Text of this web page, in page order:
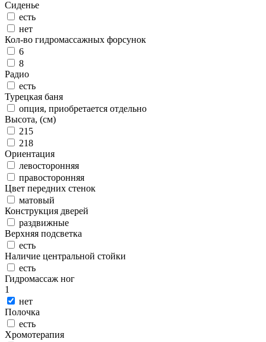
Сиденье
есть
нет
Кол-во гидромассажных форсунок
6
8
Радио
есть
Турецкая баня
опция, приобретается отдельно
Высота, (см)
215
218
Ориентация
левосторонняя
правосторонняя
Цвет передних стенок
матовый
Конструкция дверей
раздвижные
Верхняя подсветка
есть
Наличие центральной стойки
есть
Гидромассаж ног
1
нет
Полочка
есть
Хромотерапия